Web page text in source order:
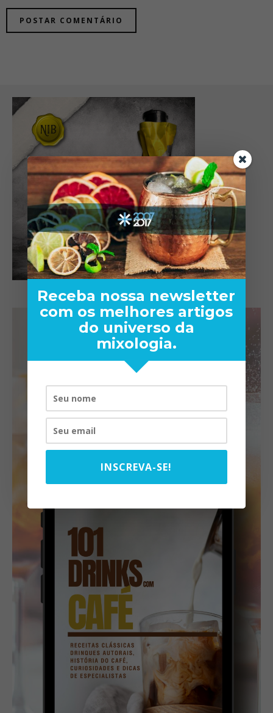
Receba nossa newsletter
com os melhores artigos
do universo da
mixologia.
INSCREVA-SE!